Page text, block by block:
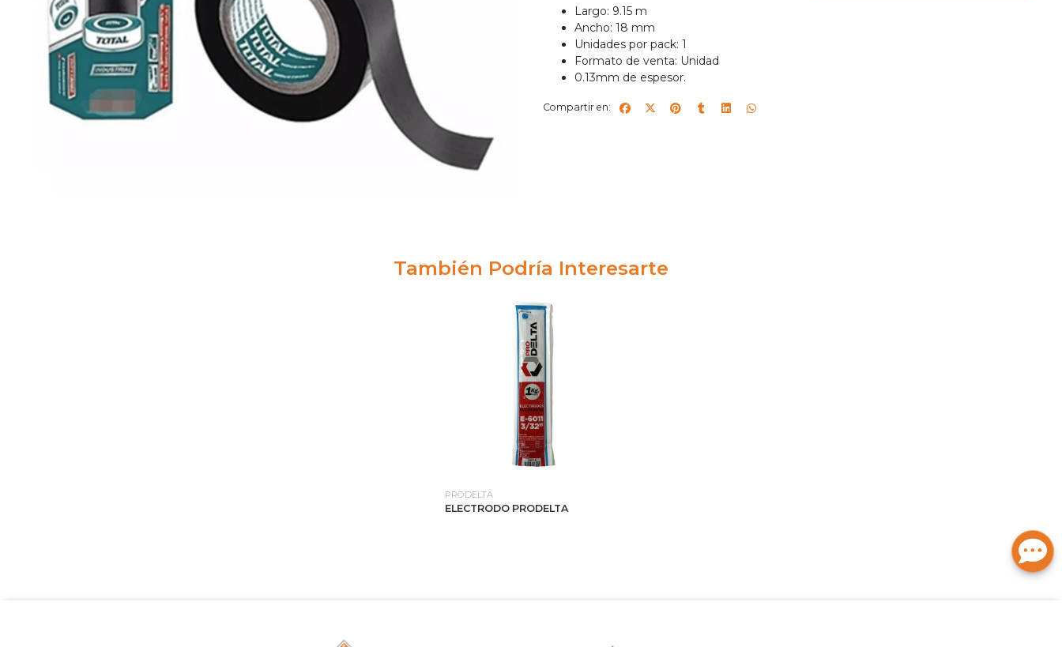
Largo: 9.15 m
Ancho: 18 mm
Unidades por pack: 1
Formato de venta: Unidad
0.13mm de espesor.
Compartir en:
También Podría Interesarte
PRODELTA
ELECTRODO PRODELTA